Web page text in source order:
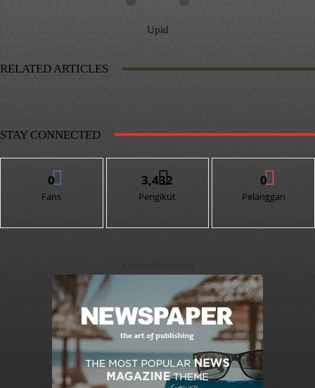
Upid
RELATED ARTICLES
STAY CONNECTED
0
Fans
3,432
Pengikut
0
Pelanggan